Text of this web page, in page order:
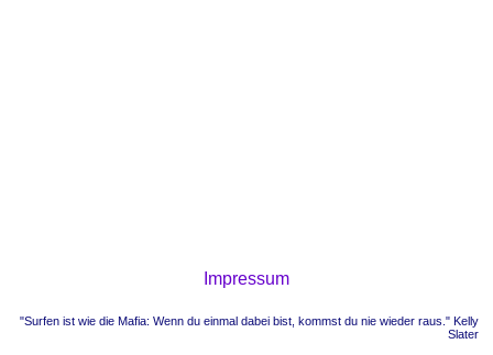
Impressum
"Surfen ist wie die Mafia: Wenn du einmal dabei bist, kommst du nie wieder raus." Kelly
Slater